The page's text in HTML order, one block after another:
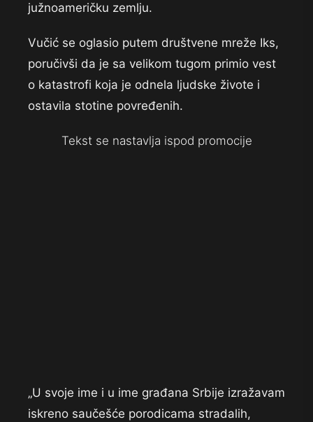
južnoameričku zemlju.
Vučić se oglasio putem društvene mreže Iks,
poručivši da je sa velikom tugom primio vest
o katastrofi koja je odnela ljudske živote i
ostavila stotine povređenih.
Tekst se nastavlja ispod promocije
„U svoje ime i u ime građana Srbije izražavam
iskreno saučešće porodicama stradalih,